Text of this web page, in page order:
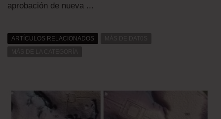
aprobación de nueva ...
ARTÍCULOS RELACIONADOS